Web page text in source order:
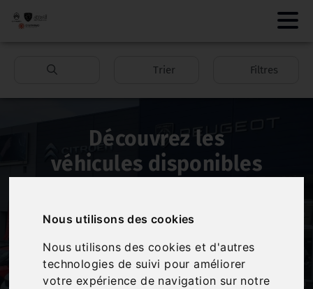
Nous utilisons des cookies
Nous utilisons des cookies et d'autres
technologies de suivi pour améliorer
votre expérience de navigation sur notre
Trier Filtres
Découvrez les
véhicules disponibles
Premium Fontaine
Automobile Premium Fontainemet à votre